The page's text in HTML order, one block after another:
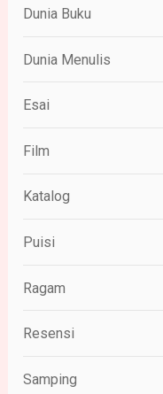
Dunia Buku
Dunia Menulis
Esai
Film
Katalog
Puisi
Ragam
Resensi
Samping